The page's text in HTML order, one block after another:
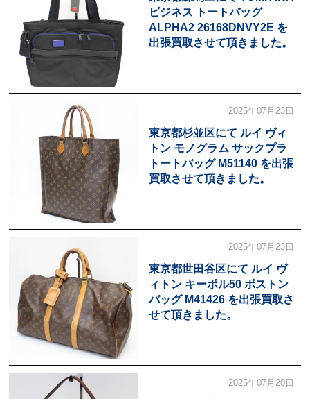
ビジネス トートバッグ
ALPHA2 26168DNVY2E を
出張買取させて頂きました。
2025年07月23日
東京都杉並区にて ルイ ヴィ
トン モノグラム サックプラ
トートバッグ M51140 を出張
買取させて頂きました。
2025年07月23日
東京都世田谷区にて ルイ ヴ
ィトン キーポル50 ボストン
バッグ M41426 を出張買取さ
せて頂きました。
2025年07月20日